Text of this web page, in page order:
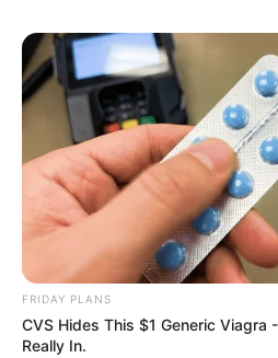
FRIDAY PLANS
CVS Hides This $1 Generic Viagra
Really In.